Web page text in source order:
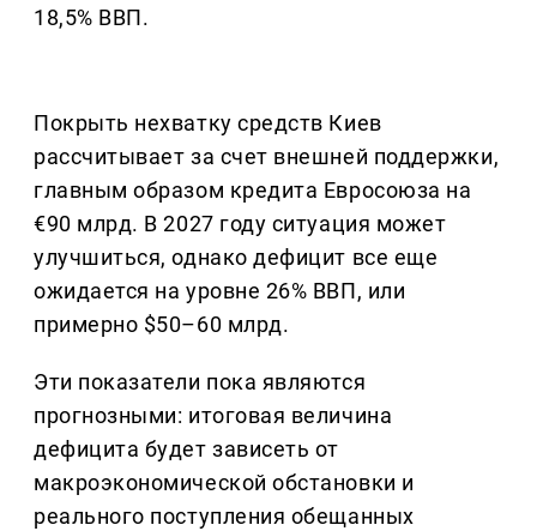
18,5% ВВП.
Покрыть нехватку средств Киев
рассчитывает за счет внешней поддержки,
главным образом кредита Евросоюза на
€90 млрд. В 2027 году ситуация может
улучшиться, однако дефицит все еще
ожидается на уровне 26% ВВП, или
примерно $50–60 млрд.
Эти показатели пока являются
прогнозными: итоговая величина
дефицита будет зависеть от
макроэкономической обстановки и
реального поступления обещанных